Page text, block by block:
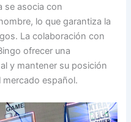
se asocia con
lo que garantiza la
La colaboración con
ofrecer una
y mantener su posición
español.